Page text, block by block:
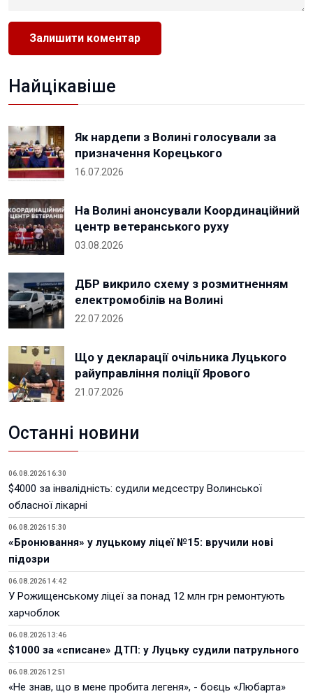
Найцікавіше
Як нардепи з Волині голосували за
призначення Корецького
16.07.2026
На Волині анонсували Координаційний
центр ветеранського руху
03.08.2026
ДБР викрило схему з розмитненням
електромобілів на Волині
22.07.2026
Що у декларації очільника Луцького
райуправління поліції Ярового
21.07.2026
Останні новини
06.08.2026 16:30
$4000 за інвалідність: судили медсестру Волинської
обласної лікарні
06.08.2026 15:30
«Бронювання» у луцькому ліцеї №15: вручили нові
підозри
06.08.2026 14:42
У Рожищенському ліцеї за понад 12 млн грн ремонтують
харчоблок
06.08.2026 13:46
$1000 за «списане» ДТП: у Луцьку судили патрульного
06.08.2026 12:51
«Не знав, що в мене пробита легеня», - боєць «Любарта»